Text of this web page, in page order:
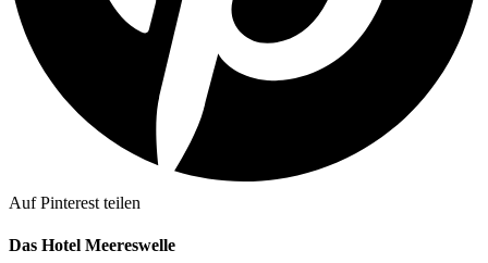
Auf Pinterest teilen
Das Hotel Meereswelle